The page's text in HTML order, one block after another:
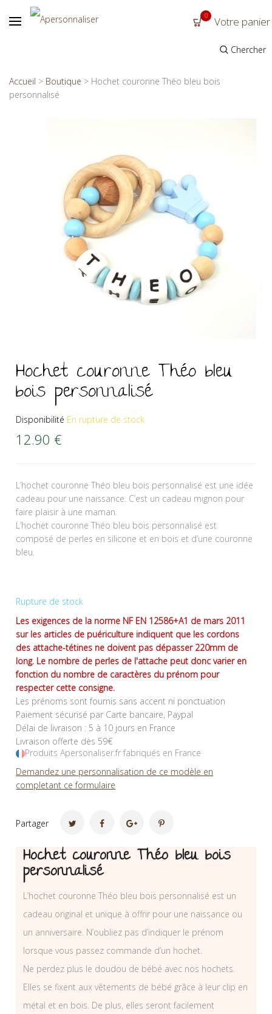
0 Votre panier
Chercher
Accueil > Boutique > Hochet couronne Théo bleu bois
personnalisé
Hochet couronne Théo bleu
bois personnalisé
Disponibilité En rupture de stock
12.90 €
L’hochet couronne Théo bleu bois personnalisé est une idée
cadeau pour une naissance. C’est un cadeau mignon pour
faire plaisir à une maman.
L’hochet couronne Théo bleu bois personnalisé est
composé de perles en silicone et en bois et d’une couronne
bleu.
Rupture de stock
Les exigences de la norme NF EN 12586+A1 de mars 2011
sur les articles de puériculture indiquent que les cordons
des attache-tétines ne doivent pas dépasser 220mm de
long. Le nombre de perles de l'attache peut donc varier en
fonction du nombre de caractères du prénom pour
respecter cette consigne.
Les prénoms sont fournis sans accent ni ponctuation
Paiement sécurisé par Carte bancaire, Paypal
Délai de livraison : 5 à 10 jours en France
Livraison offerte dès 59€
Produits Apersonaliser.fr fabriqués en France
Demandez une personnalisation de ce modèle en
completant ce formulaire
Partager
Hochet couronne Théo bleu bois
personnalisé
L’hochet couronne Théo bleu bois personnalisé est un
cadeau original et unique à offrir pour une naissance ou
un anniversaire. N’oubliez pas d’indiquer le prénom
lorsque vous passez commande d’un hochet.
Ne perdez plus le doudou de bébé avec nos hochets.
Elles se fixent aux vêtements de bébé grâce à leur clip en
métal et en bois. De plus, elles seront facilement